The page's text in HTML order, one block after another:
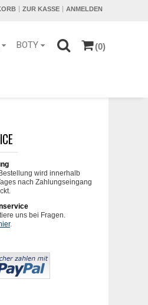
ZUR KASSE ANMELDEN
BOTY (0)
wird innerhalb
nach Zahlungseingang
uns bei Fragen.
.